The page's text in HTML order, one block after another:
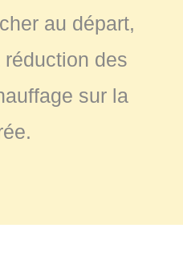
au départ,
des
sur la